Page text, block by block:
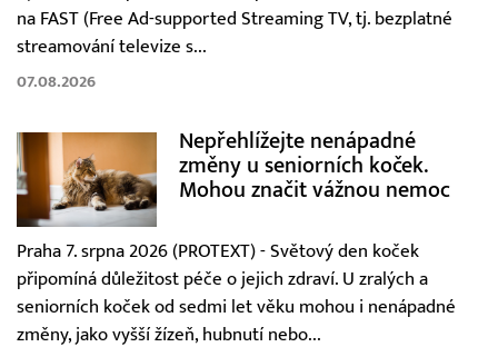
na FAST (Free Ad-supported Streaming TV, tj. bezplatné
streamování televize s...
07.08.2026
Nepřehlížejte nenápadné
změny u seniorních koček.
Mohou značit vážnou nemoc
Praha 7. srpna 2026 (PROTEXT) - Světový den koček
připomíná důležitost péče o jejich zdraví. U zralých a
seniorních koček od sedmi let věku mohou i nenápadné
změny, jako vyšší žízeň, hubnutí nebo...